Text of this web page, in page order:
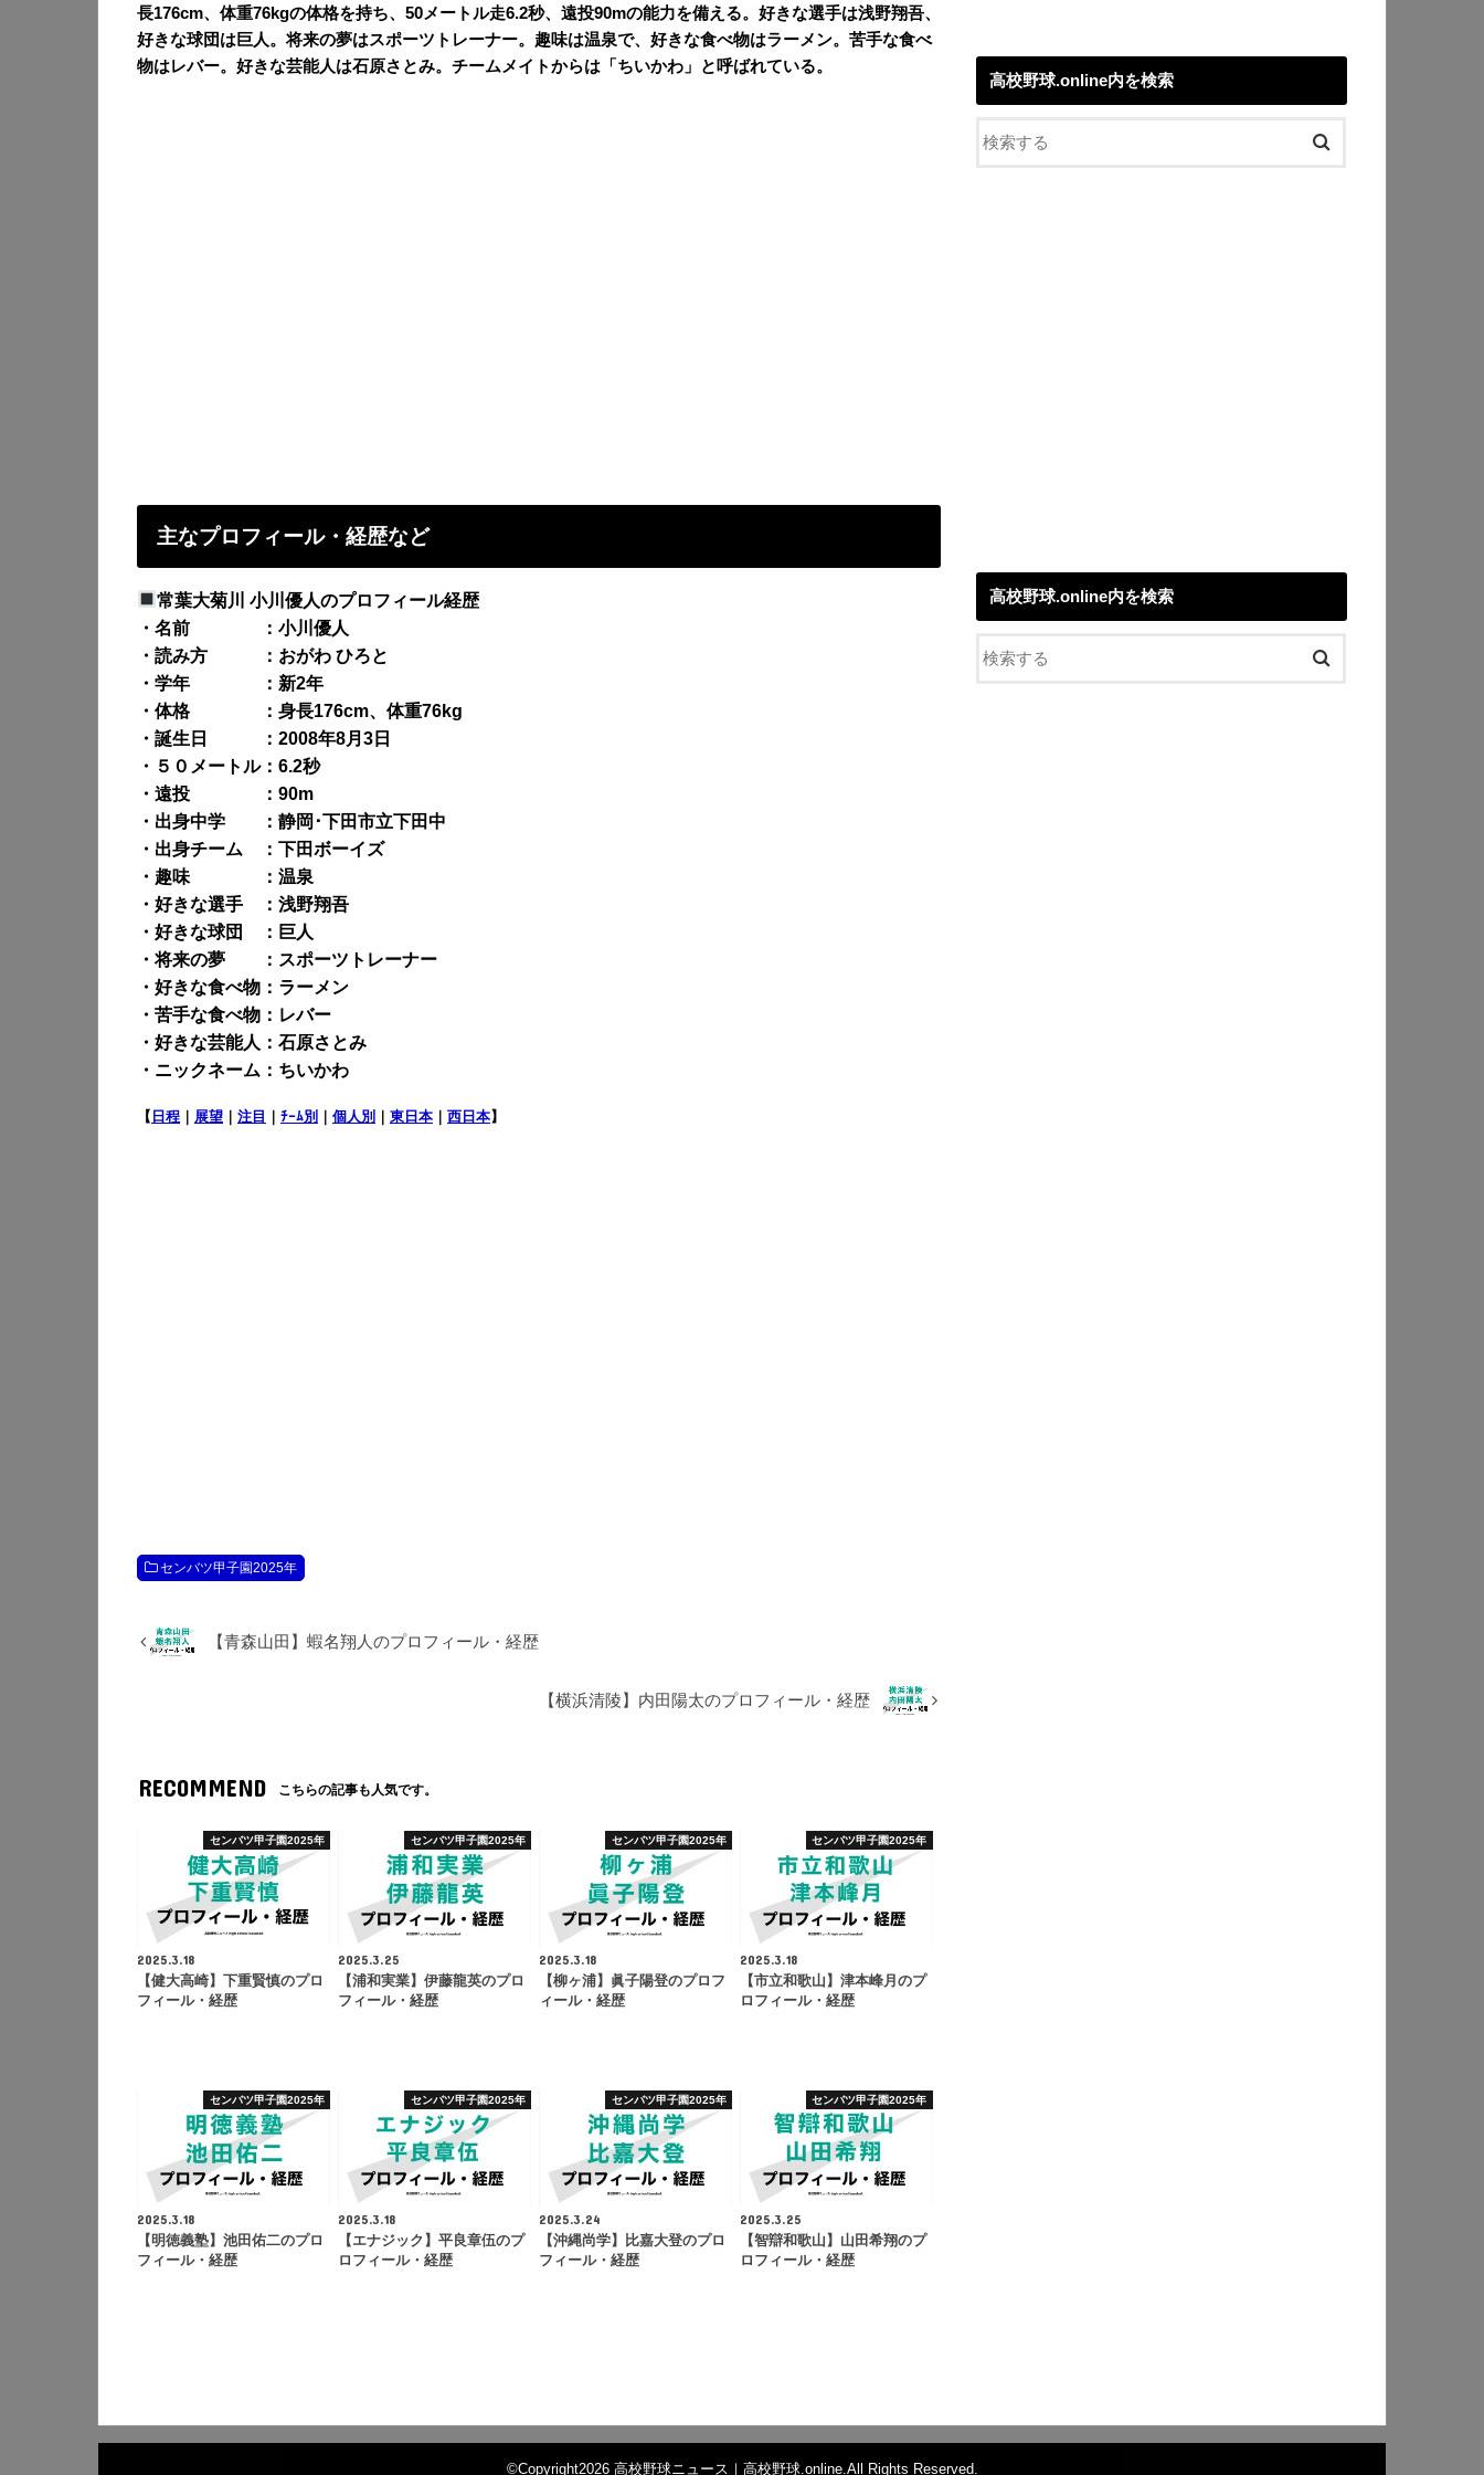
長176cm、体重76kgの体格を持ち、50メートル走6.2秒、遠投90mの能力を備える。好きな選手は浅野翔吾、
好きな球団は巨人。将来の夢はスポーツトレーナー。趣味は温泉で、好きな食べ物はラーメン。苦手な食べ
物はレバー。好きな芸能人は石原さとみ。チームメイトからは「ちいかわ」と呼ばれている。
主なプロフィール・経歴など
常葉大菊川 小川優人のプロフィール経歴
・名前 ：小川優人
・読み方 ：おがわ ひろと
・学年 ：新2年
・体格 ：身長176cm、体重76kg
・誕生日 ：2008年8月3日
・５０メートル：6.2秒
・遠投 ：90m
・出身中学 ：静岡･下田市立下田中
・出身チーム ：下田ボーイズ
・趣味 ：温泉
・好きな選手 ：浅野翔吾
・好きな球団 ：巨人
・将来の夢 ：スポーツトレーナー
・好きな食べ物：ラーメン
・苦手な食べ物：レバー
・好きな芸能人：石原さとみ
・ニックネーム：ちいかわ
【 日程 展望 注目 ﾁｰﾑ別 個人別 東日本 西日本】
センバツ甲子園2025年
【青森山田】蝦名翔人のプロフィール・経歴
【横浜清陵】内田陽太のプロフィール・経歴
RECOMMEND こちらの記事も人気です。
センバツ甲子園2025年
2025.3.18
【健大高崎】下重賢慎のプロ
フィール・経歴
センバツ甲子園2025年
2025.3.25
【浦和実業】伊藤龍英のプロ
フィール・経歴
センバツ甲子園2025年
2025.3.18
【柳ヶ浦】眞子陽登のプロフ
ィール・経歴
センバツ甲子園2025年
2025.3.18
【市立和歌山】津本峰月のプ
ロフィール・経歴
センバツ甲子園2025年
2025.3.18
【明徳義塾】池田佑二のプロ
フィール・経歴
センバツ甲子園2025年
2025.3.18
【エナジック】平良章伍のプ
ロフィール・経歴
センバツ甲子園2025年
2025.3.24
【沖縄尚学】比嘉大登のプロ
フィール・経歴
センバツ甲子園2025年
2025.3.25
【智辯和歌山】山田希翔のプ
ロフィール・経歴
高校野球.online内を検索
高校野球.online内を検索
©Copyright2026 高校野球ニュース｜高校野球.online.All Rights Reserved.